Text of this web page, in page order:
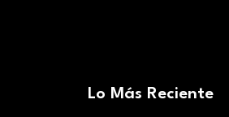
Lo Más Reciente